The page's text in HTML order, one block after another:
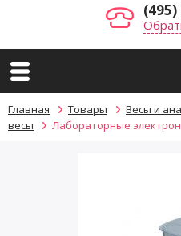
(495)
Главная Товары Весы и
весы
Лабораторные